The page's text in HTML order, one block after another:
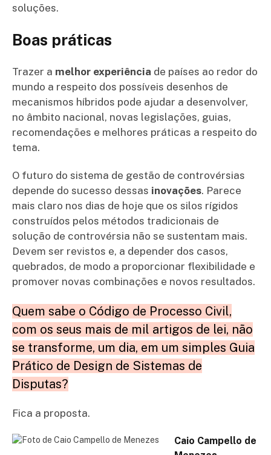
soluções.
Boas práticas
Trazer a melhor experiência de países ao redor do
mundo a respeito dos possíveis desenhos de
mecanismos híbridos pode ajudar a desenvolver,
no âmbito nacional, novas legislações, guias,
recomendações e melhores práticas a respeito do
tema.
O futuro do sistema de gestão de controvérsias
depende do sucesso dessas inovações. Parece
mais claro nos dias de hoje que os silos rígidos
construídos pelos métodos tradicionais de
solução de controvérsia não se sustentam mais.
Devem ser revistos e, a depender dos casos,
quebrados, de modo a proporcionar flexibilidade e
promover novas combinações e novos resultados.
Quem sabe o Código de Processo Civil,
com os seus mais de mil artigos de lei, não
se transforme, um dia, em um simples Guia
Prático de Design de Sistemas de
Disputas?
Fica a proposta.
Caio Campello de